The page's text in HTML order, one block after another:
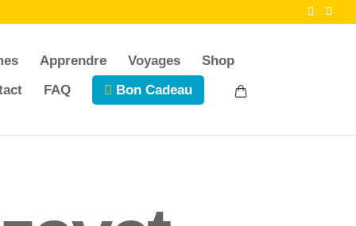
Apprendre Voyages
Shop
FAQ Bon Cadeau